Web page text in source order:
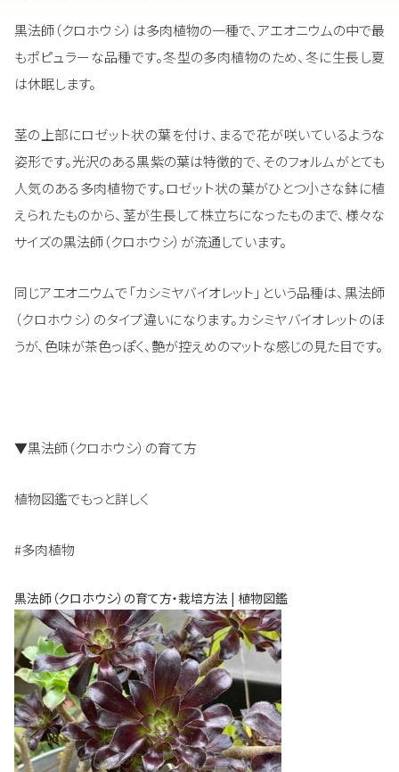
黒法師（クロホウシ）は多肉植物の一種で、アエオニウムの中で最
もポピュラーな品種です。冬型の多肉植物のため、冬に生長し夏
は休眠します。
茎の上部にロゼット状の葉を付け、まるで花が咲いているような
姿形です。光沢のある黒紫の葉は特徴的で、そのフォルムがとても
人気のある多肉植物です。ロゼット状の葉がひとつ小さな鉢に植
えられたものから、茎が生長して株立ちになったものまで、様々な
サイズの黒法師（クロホウシ）が流通しています。
同じアエオニウムで「カシミヤバイオレット」という品種は、黒法師
（クロホウシ）のタイプ違いになります。カシミヤバイオレットのほ
うが、色味が茶色っぽく、艶が控えめのマットな感じの見た目です。
▼黒法師（クロホウシ）の育て方
植物図鑑でもっと詳しく
#多肉植物
黒法師（クロホウシ）の育て方・栽培方法 | 植物図鑑